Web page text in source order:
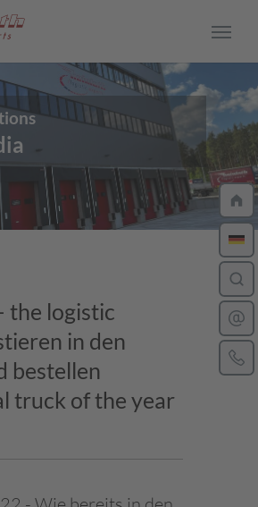
the logistic
in den
bestellen
truck of the year